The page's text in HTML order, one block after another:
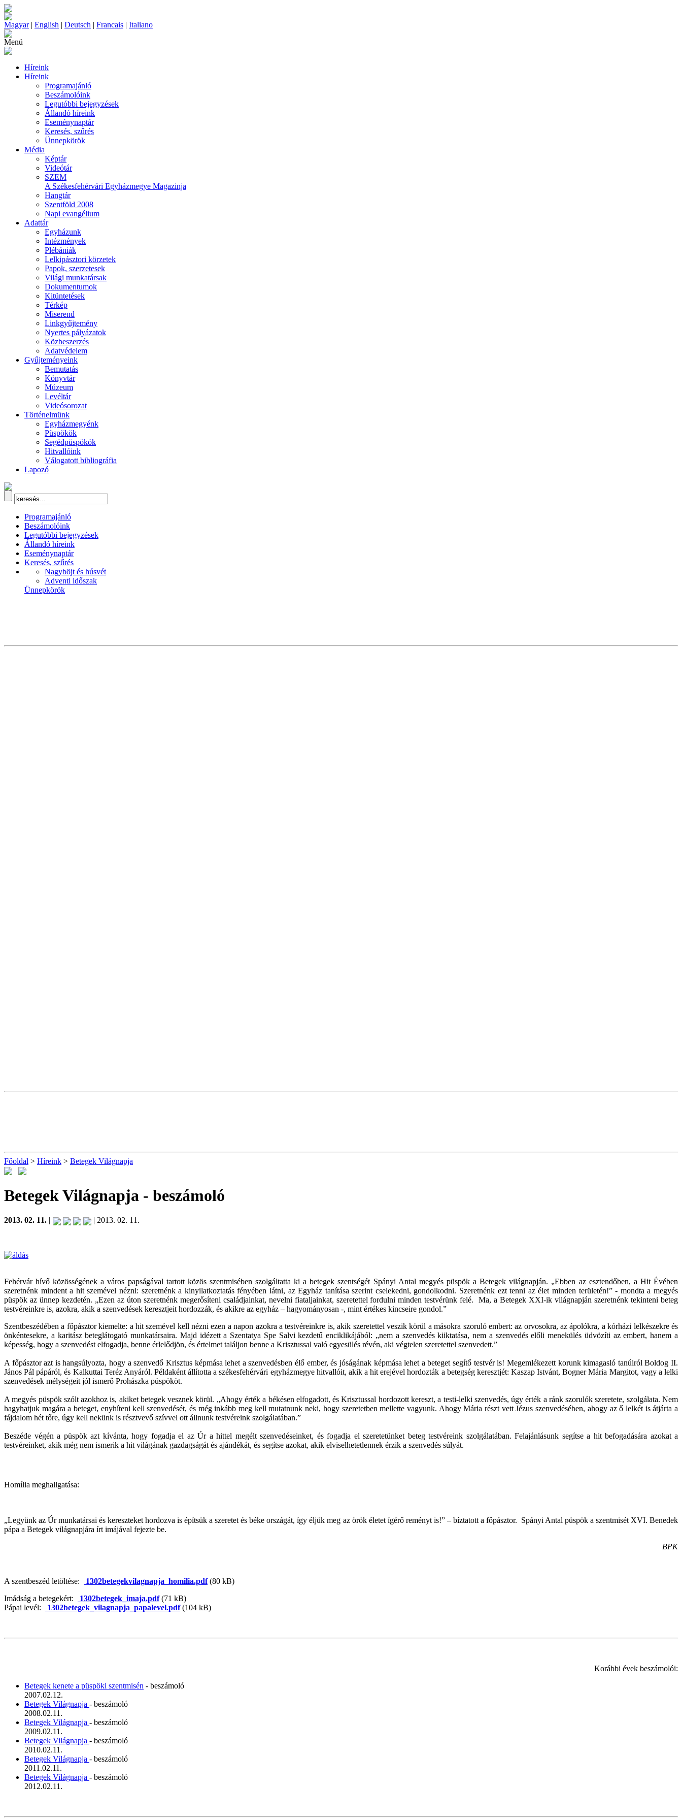
Magyar| English | Deutsch | Francais | Italiano
Menü
Híreink
Híreink
Programajánló
Beszámolóink
Legutóbbi bejegyzések
Állandó híreink
Eseménynaptár
Keresés, szűrés
Ünnepkörök
Média
Képtár
Videótár
SZEM
A Székesfehérvári Egyházmegye Magazinja
Hangtár
Szentföld 2008
Napi evangélium
Adattár
Egyházunk
Intézmények
Plébániák
Lelkipásztori körzetek
Papok, szerzetesek
Világi munkatársak
Dokumentumok
Kitüntetések
Térkép
Miserend
Linkgyűjtemény
Nyertes pályázatok
Közbeszerzés
Adatvédelem
Gyűjteményeink
Bemutatás
Könyvtár
Múzeum
Levéltár
Videósorozat
Történelmünk
Egyházmegyénk
Püspökök
Segédpüspökök
Hitvallóink
Válogatott bibliográfia
Lapozó
Programajánló
Beszámolóink
Legutóbbi bejegyzések
Állandó híreink
Eseménynaptár
Keresés, szűrés
Nagyböjt és húsvét
Adventi időszak
Ünnepkörök
Főoldal > Híreink > Betegek Világnapja
Betegek Világnapja - beszámoló
2013. 02. 11. | | 2013. 02. 11.
Fehérvár hívő közösségének a város papságával tartott közös szentmisében szolgáltatta ki a betegek szentségét Spányi Antal megyés püspök a Betegek világnapján. „Ebben az esztendőben, a Hit Évében
szeretnénk mindent a hit szemével nézni: szeretnénk a kinyilatkoztatás fényében látni, az Egyház tanítása szerint cselekedni, gondolkodni. Szeretnénk ezt tenni az élet minden területén!” - mondta a megyés
püspök az ünnep kezdetén. „Ezen az úton szeretnénk megerősíteni családjainkat, nevelni fiataljainkat, szeretettel fordulni minden testvérünk felé. Ma, a Betegek XXI-ik világnapján szeretnénk tekinteni beteg
testvéreinkre is, azokra, akik a szenvedések keresztjeit hordozzák, és akikre az egyház – hagyományosan -, mint értékes kincseire gondol.”
Szentbeszédében a főpásztor kiemelte: a hit szemével kell nézni ezen a napon azokra a testvéreinkre is, akik szeretettel veszik körül a másokra szoruló embert: az orvosokra, az ápolókra, a kórházi lelkészekre és
önkéntesekre, a karitász beteglátogató munkatársaira. Majd idézett a Szentatya Spe Salvi kezdetű enciklikájából: „nem a szenvedés kiiktatása, nem a szenvedés előli menekülés üdvözíti az embert, hanem a
képesség, hogy a szenvedést elfogadja, benne érlelődjön, és értelmet találjon benne a Krisztussal való egyesülés révén, aki végtelen szeretettel szenvedett.”
A főpásztor azt is hangsúlyozta, hogy a szenvedő Krisztus képmása lehet a szenvedésben élő ember, és jóságának képmása lehet a beteget segítő testvér is! Megemlékezett korunk kimagasló tanúiról Boldog II.
János Pál pápáról, és Kalkuttai Teréz Anyáról. Példaként állította a székesfehérvári egyházmegye hitvallóit, akik a hit erejével hordozták a betegség keresztjét: Kaszap Istvánt, Bogner Mária Margitot, vagy a lelki
szenvedések mélységeit jól ismerő Prohászka püspököt.
A megyés püspök szólt azokhoz is, akiket betegek vesznek körül. „Ahogy érték a békésen elfogadott, és Krisztussal hordozott kereszt, a testi-lelki szenvedés, úgy érték a ránk szorulók szeretete, szolgálata. Nem
hagyhatjuk magára a beteget, enyhíteni kell szenvedését, és még inkább meg kell mutatnunk neki, hogy szeretetben mellette vagyunk. Ahogy Mária részt vett Jézus szenvedésében, ahogy az ő lelkét is átjárta a
fájdalom hét tőre, úgy kell nekünk is résztvevő szívvel ott állnunk testvéreink szolgálatában.”
Beszéde végén a püspök azt kívánta, hogy fogadja el az Úr a hittel megélt szenvedéseinket, és fogadja el szeretetünket beteg testvéreink szolgálatában. Felajánlásunk segítse a hit befogadására azokat a
testvéreinket, akik még nem ismerik a hit világának gazdagságát és ajándékát, és segítse azokat, akik elviselhetetlennek érzik a szenvedés súlyát.
Homília meghallgatása:
„Legyünk az Úr munkatársai és kereszteket hordozva is építsük a szeretet és béke országát, így éljük meg az örök életet ígérő reményt is!” – bíztatott a főpásztor. Spányi Antal püspök a szentmisét XVI. Benedek
pápa a Betegek világnapjára írt imájával fejezte be.
BPK
A szentbeszéd letöltése: 1302betegekvilagnapja_homilia.pdf(80 kB)
Imádság a betegekért:
1302betegek_imaja.pdf(71 kB)
Pápai levél:
1302betegek_vilagnapja_papalevel.pdf(104 kB)
Korábbi évek beszámolói:
Betegek kenete a püspöki szentmisén - beszámoló
2007.02.12.
Betegek Világnapja - beszámoló
2008.02.11.
Betegek Világnapja - beszámoló
2009.02.11.
Betegek Világnapja - beszámoló
2010.02.11.
Betegek Világnapja - beszámoló
2011.02.11.
Betegek Világnapja - beszámoló
2012.02.11.